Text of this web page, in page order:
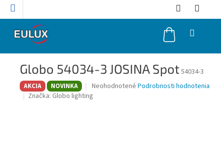
Prejsť
NÁKUPNÝ
KOŠÍK
Globo 54034-3 JOSINA Spot54034-3
AKCIA NOVINKA
Priemerné
hodnotenie
Neohodnotené Podrobnosti hodnotenia
Značka: Globo lighting